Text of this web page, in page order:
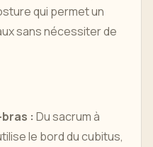
qui permet un
sans nécessiter de
: Du sacrum à
le bord du cubitus,